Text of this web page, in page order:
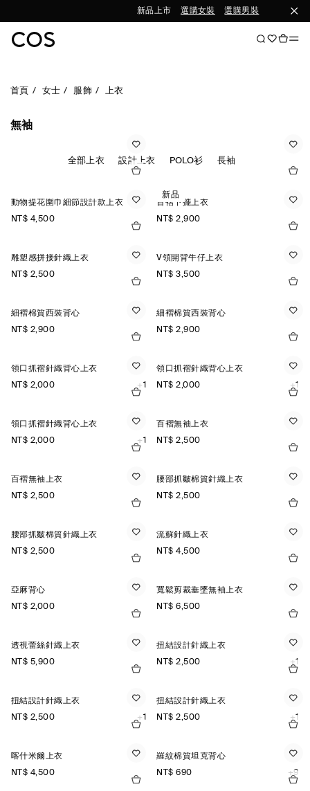
新品上市 選購女裝 選購男裝
首頁 女士 服飾 上衣
無袖
全部上衣 設計上衣 POLO衫 長袖
動物提花圍巾細節設計款上衣
NT$ 4,500
新品
百褶下擺上衣
NT$ 2,900
雕塑感拼接針織上衣
NT$ 2,500
V領開背牛仔上衣
NT$ 3,500
細褶棉質西裝背心
NT$ 2,900
細褶棉質西裝背心
NT$ 2,900
領口抓褶針織背心上衣
NT$ 2,000
+1
領口抓褶針織背心上衣
NT$ 2,000
+1
領口抓褶針織背心上衣
NT$ 2,000
+1
百褶無袖上衣
NT$ 2,500
百褶無袖上衣
NT$ 2,500
腰部抓皺棉質針織上衣
NT$ 2,500
腰部抓皺棉質針織上衣
NT$ 2,500
流蘇針織上衣
NT$ 4,500
亞麻背心
NT$ 2,000
寬鬆剪裁垂墜無袖上衣
NT$ 6,500
透視蕾絲針織上衣
NT$ 5,900
扭結設計針織上衣
NT$ 2,500
+1
扭結設計針織上衣
NT$ 2,500
+1
扭結設計針織上衣
NT$ 2,500
+1
喀什米爾上衣
NT$ 4,500
羅紋棉質坦克背心
NT$ 690
+9